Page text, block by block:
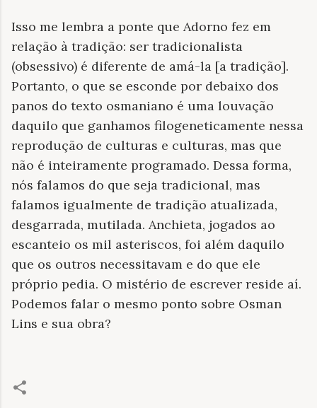
Isso me lembra a ponte que Adorno fez em
relação à tradição: ser tradicionalista
(obsessivo) é diferente de amá-la [a tradição].
Portanto, o que se esconde por debaixo dos
panos do texto osmaniano é uma louvação
daquilo que ganhamos filogeneticamente nessa
reprodução de culturas e culturas, mas que
não é inteiramente programado. Dessa forma,
nós falamos do que seja tradicional, mas
falamos igualmente de tradição atualizada,
desgarrada, mutilada. Anchieta, jogados ao
escanteio os mil asteriscos, foi além daquilo
que os outros necessitavam e do que ele
próprio pedia. O mistério de escrever reside aí.
Podemos falar o mesmo ponto sobre Osman
Lins e sua obra?